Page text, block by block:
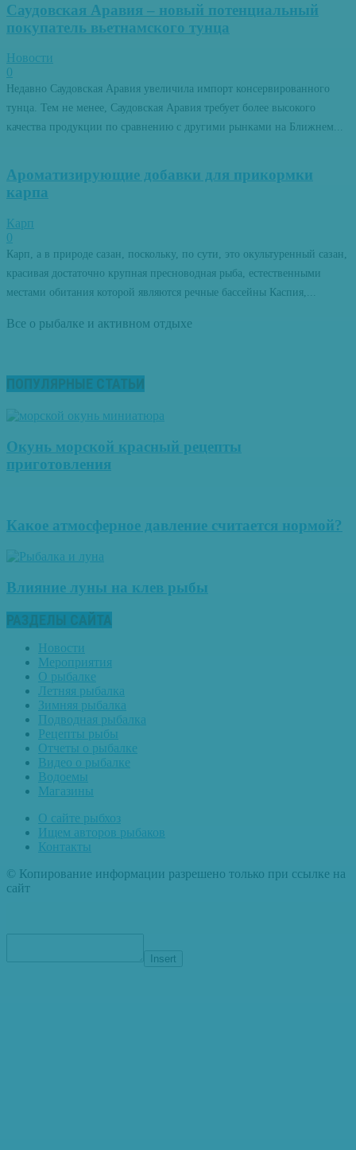
Саудовская Аравия – новый потенциальный
покупатель вьетнамского тунца
Новости
0
Недавно Саудовская Аравия увеличила импорт консервированного
тунца. Тем не менее, Саудовская Аравия требует более высокого
качества продукции по сравнению с другими рынками на Ближнем...
Ароматизирующие добавки для прикормки
карпа
Карп
0
Карп, а в природе сазан, поскольку, по сути, это окультуренный сазан,
красивая достаточно крупная пресноводная рыба, естественными
местами обитания которой являются речные бассейны Каспия,...
Все о рыбалке и активном отдыхе
ПОПУЛЯРНЫЕ СТАТЬИ
Окунь морской красный рецепты
приготовления
Какое атмосферное давление считается нормой?
Влияние луны на клев рыбы
РАЗДЕЛЫ САЙТА
Новости
Мероприятия
О рыбалке
Летняя рыбалка
Зимняя рыбалка
Подводная рыбалка
Рецепты рыбы
Отчеты о рыбалке
Видео о рыбалке
Водоемы
Магазины
О сайте рыбхоз
Ищем авторов рыбаков
Контакты
© Копирование информации разрешено только при ссылке на
сайт
Insert